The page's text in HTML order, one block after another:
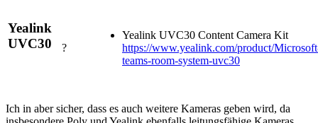
Yealink
UVC30
?
Yealink UVC30 Content Camera Kit
https://www.yealink.com/product/
teams-room-system-uvc30
Ich in aber sicher, dass es auch weitere Kameras geben wird, da